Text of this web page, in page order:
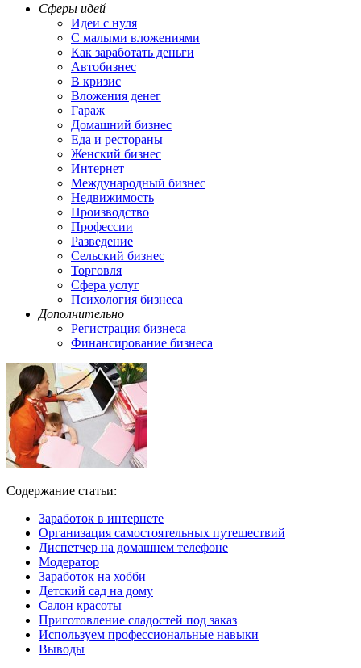
Сферы идей
Идеи с нуля
С малыми вложениями
Как заработать деньги
Автобизнес
В кризис
Вложения денег
Гараж
Домашний бизнес
Еда и рестораны
Женский бизнес
Интернет
Международный бизнес
Недвижимость
Производство
Профессии
Разведение
Сельский бизнес
Торговля
Сфера услуг
Психология бизнеса
Дополнительно
Регистрация бизнеса
Финансирование бизнеса
Содержание статьи:
Заработок в интернете
Организация самостоятельных путешествий
Диспетчер на домашнем телефоне
Модератор
Заработок на хобби
Детский сад на дому
Салон красоты
Приготовление сладостей под заказ
Используем профессиональные навыки
Выводы